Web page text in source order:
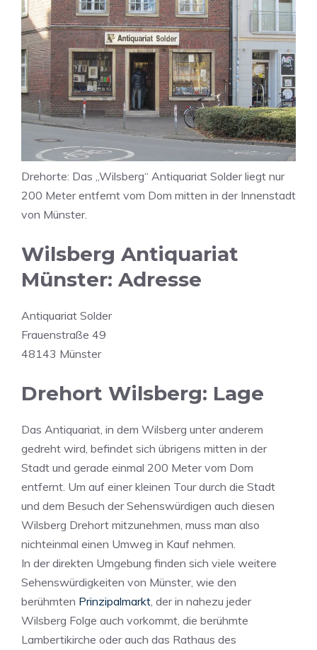
Drehorte: Das „Wilsberg“ Antiquariat Solder liegt nur
200 Meter entfernt vom Dom mitten in der Innenstadt
von Münster.
Wilsberg Antiquariat
Münster: Adresse
Antiquariat Solder
Frauenstraße 49
48143 Münster
Drehort Wilsberg: Lage
Das Antiquariat, in dem Wilsberg unter anderem
gedreht wird, befindet sich übrigens mitten in der
Stadt und gerade einmal 200 Meter vom Dom
entfernt. Um auf einer kleinen Tour durch die Stadt
und dem Besuch der Sehenswürdigen auch diesen
Wilsberg Drehort mitzunehmen, muss man also
nichteinmal einen Umweg in Kauf nehmen.
In der direkten Umgebung finden sich viele weitere
Sehenswürdigkeiten von Münster, wie den
berühmten Prinzipalmarkt , der in nahezu jeder
Wilsberg Folge auch vorkommt, die berühmte
Lambertikirche oder auch das Rathaus des